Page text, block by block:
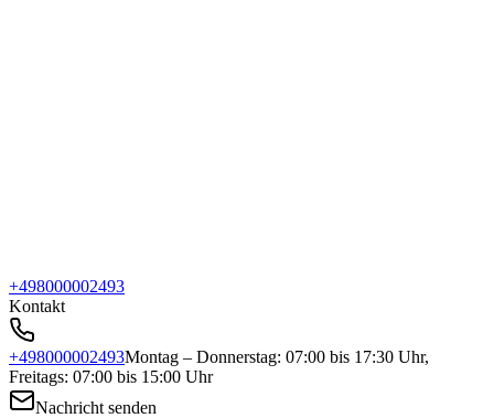
+498000002493
Kontakt
+498000002493Montag – Donnerstag: 07:00 bis 17:30 Uhr,
Freitags: 07:00 bis 15:00 Uhr
Nachricht senden